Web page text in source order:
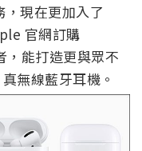
現在更加入了
官網訂購
能打造更與眾不
無線藍牙耳機。